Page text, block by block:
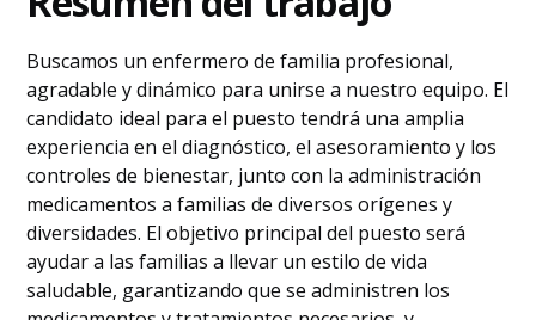
Buscamos un enfermero de familia profesional,
agradable y dinámico para unirse a nuestro equipo. El
candidato ideal para el puesto tendrá una amplia
experiencia en el diagnóstico, el asesoramiento y los
controles de bienestar, junto con la administración
medicamentos a familias de diversos orígenes y
diversidades. El objetivo principal del puesto será
ayudar a las familias a llevar un estilo de vida
saludable, garantizando que se administren los